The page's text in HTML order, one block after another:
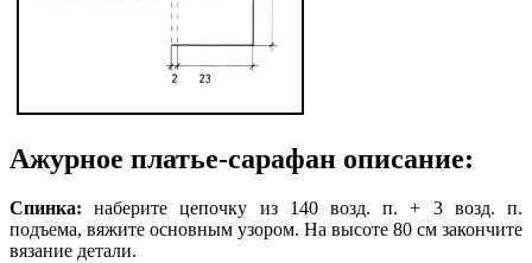
Ажурное платье-сарафан описание:
Спинка: наберите цепочку из 140 возд. п. + 3 возд. п.
подъема, вяжите основным узором. На высоте 80 см закончите
вязание детали.